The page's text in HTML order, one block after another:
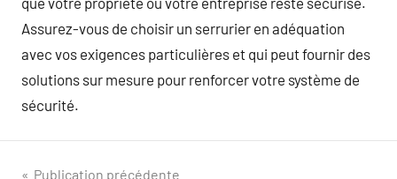
Assurez-vous de choisir un serrurier en adéquation
avec vos exigences particulières et qui peut fournir des
solutions sur mesure pour renforcer votre système de
sécurité.
Publication précédente